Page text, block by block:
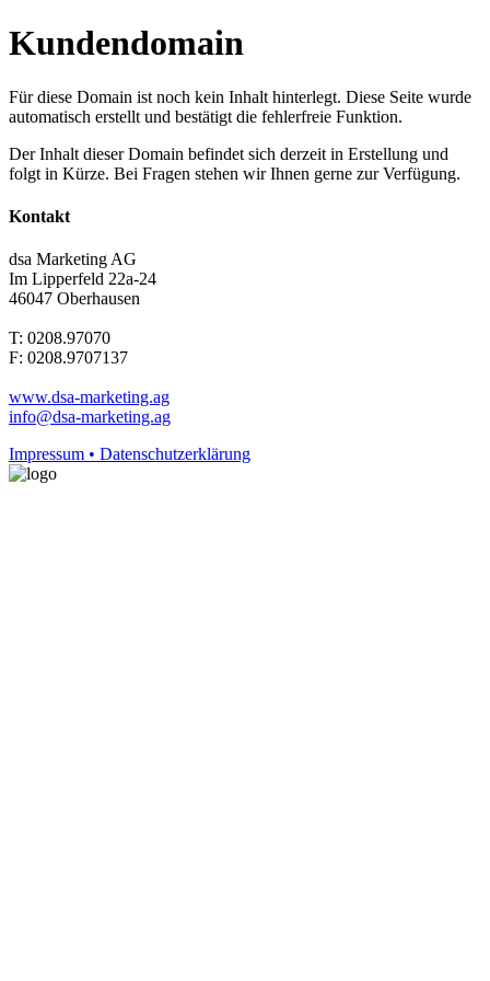
Kundendomain
Für diese Domain ist noch kein Inhalt hinterlegt. Diese Seite wurde
automatisch erstellt und bestätigt die fehlerfreie Funktion.
Der Inhalt dieser Domain befindet sich derzeit in Erstellung und
folgt in Kürze. Bei Fragen stehen wir Ihnen gerne zur Verfügung.
Kontakt
dsa Marketing AG
Im Lipperfeld 22a-24
46047 Oberhausen
T: 0208.97070
F: 0208.9707137
www.dsa-marketing.ag
info@dsa-marketing.ag
Impressum • Datenschutzerklärung